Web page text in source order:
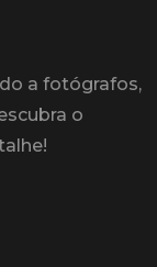
a fotógrafos,
o